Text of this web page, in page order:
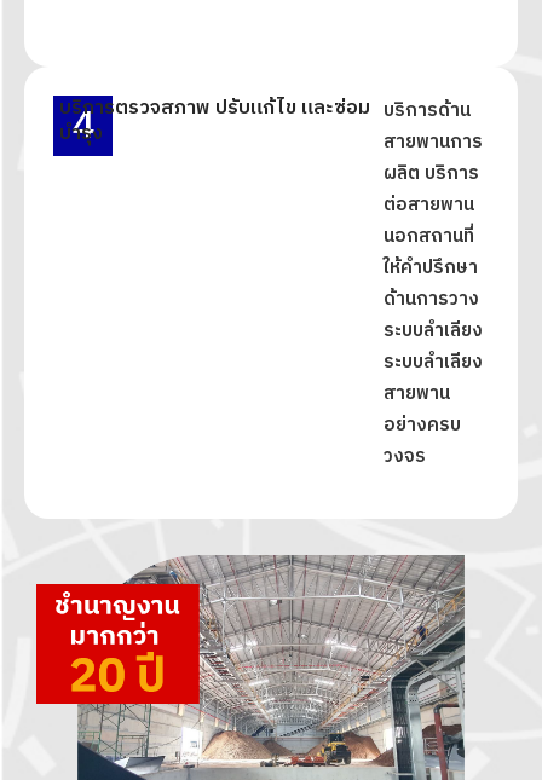
4
บริการตรวจสภาพ ปรับแก้ไข และซ่อม
บำรุง
บริการด้าน
สายพานการ
ผลิต บริการ
ต่อสายพาน
นอกสถานที่
ให้คำปรึกษา
ด้านการวาง
ระบบลำเลียง
ระบบลำเลียง
สายพาน
อย่างครบ
วงจร